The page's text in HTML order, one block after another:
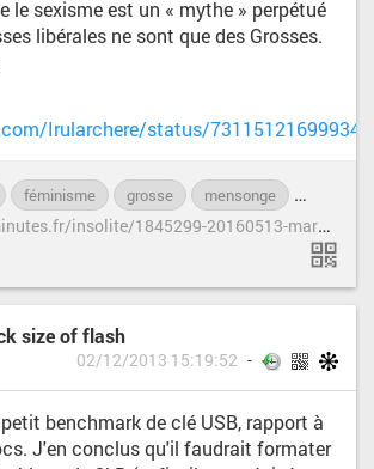
le sexisme est un « mythe » perpétué
libérales ne sont que des Grosses.
Irularchere/status/
féminisme grosse mensonge
h
ttp://www.20minutes.fr/insolite/1845299-20160513-marques-vetements-font-croire-femmes-elles-grosses
size of flash
02/12/2013 15:19:52
benchmark de clé USB, rapport à
J'en conclus qu'il faudrait formater